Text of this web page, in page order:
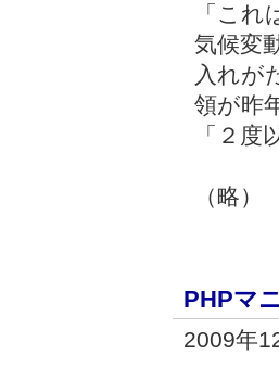
「こ
気候変
入れが
領が昨
「２
（略）
PHPマ
2009年